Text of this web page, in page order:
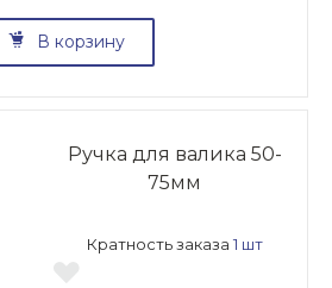
В корзину
Ручка для валика 50-
75мм
Кратность заказа 1 шт